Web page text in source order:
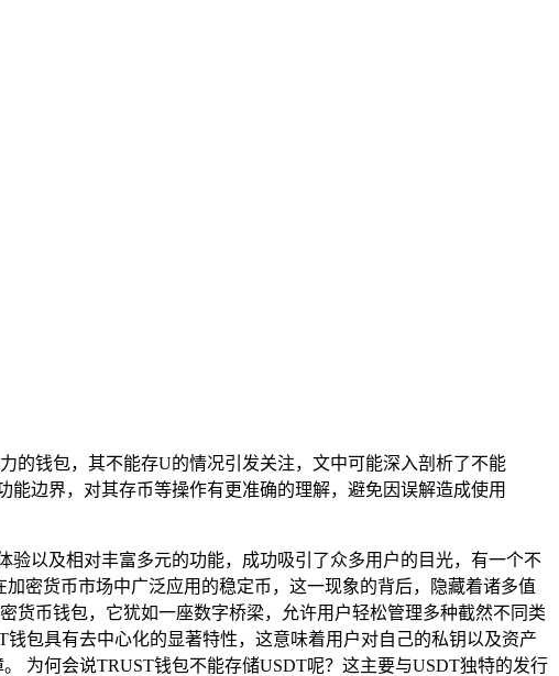
的钱包，其不能存U的情况引发关注，文中可能深入剖析了不能
边界，对其存币等操作有更准确的理解，避免因误解造成使用
以及相对丰富多元的功能，成功吸引了众多用户的目光，有一个不
密货币市场中广泛应用的稳定币，这一现象的背后，隐藏着诸多值
货币钱包，它犹如一座数字桥梁，允许用户轻松管理多种截然不同类
包具有去中心化的显著特性，这意味着用户对自己的私钥以及资产
为何会说TRUST钱包不能存储USDT呢？这主要与USDT独特的发行